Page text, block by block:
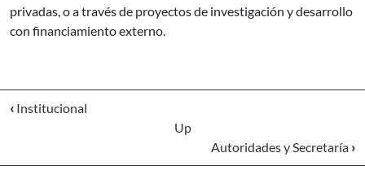
privadas, o a través de proyectos de investigación y desarrollo
con financiamiento externo.
‹ Institucional
Up
Autoridades y Secretaría ›